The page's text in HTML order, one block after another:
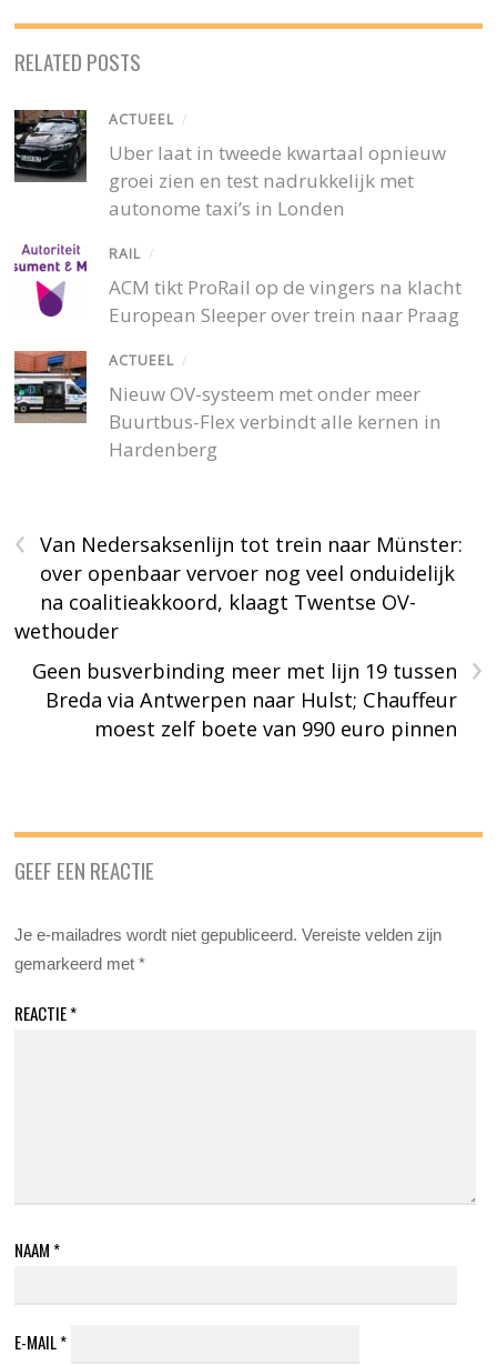
RELATED POSTS
ACTUEEL /
Uber laat in tweede kwartaal opnieuw
groei zien en test nadrukkelijk met
autonome taxi’s in Londen
RAIL /
ACM tikt ProRail op de vingers na klacht
European Sleeper over trein naar Praag
ACTUEEL /
Nieuw OV-systeem met onder meer
Buurtbus-Flex verbindt alle kernen in
Hardenberg
‹
Van Nedersaksenlijn tot trein naar Münster:
over openbaar vervoer nog veel onduidelijk
na coalitieakkoord, klaagt Twentse OV-
wethouder
›
Geen busverbinding meer met lijn 19 tussen
Breda via Antwerpen naar Hulst; Chauffeur
moest zelf boete van 990 euro pinnen
GEEF EEN REACTIE
Je e-mailadres wordt niet gepubliceerd. Vereiste velden zijn
gemarkeerd met*
REACTIE*
NAAM *
E-MAIL*